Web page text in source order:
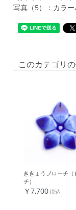
写真（5）：カラ
このカテゴリ
ききょうブローチ（
チ）
￥7,700税込